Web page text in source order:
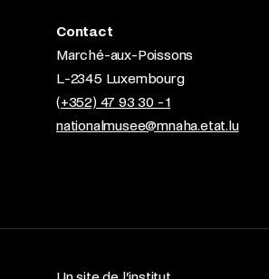
Contact
Marché-aux-Poissons
L-2345 Luxembourg
(+352) 47 93 30 - 1
nationalmusee@mnaha.etat.lu